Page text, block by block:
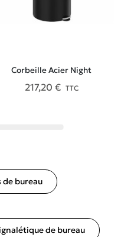
Corbeille Acier Night
217,20 € TTC
de bureau
de bureau